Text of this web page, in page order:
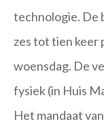
technologie. De
zes tot tien keer
woensdag. De
fysiek (in Huis
Het mandaat